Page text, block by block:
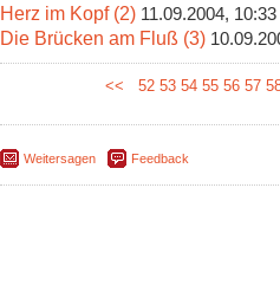
Herz im Kopf (2) 11.09.2004,
Die Brücken am Fluß (3)
<< 52 53 54 55 56 57
Weitersagen Feedback